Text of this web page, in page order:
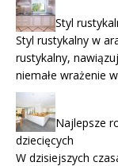
Styl
Styl rustykalny w
rustykalny,
niemałe wrażenie
Najlepsze
dziecięcych
W dzisiejszych